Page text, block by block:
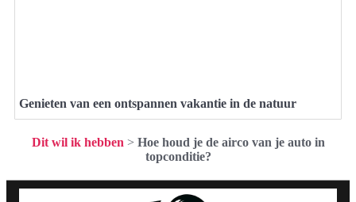
Genieten van een ontspannen vakantie in de natuur
Dit wil ik hebben > Hoe houd je de airco van je auto in
topconditie?